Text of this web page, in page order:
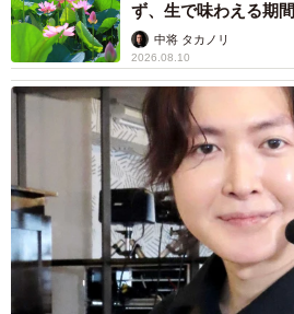
ず、生で味わえる期
中将 タカノリ
2026.08.10